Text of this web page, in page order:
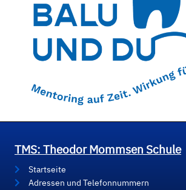
TMS: Theodor Mommsen Schule
Startseite
Adressen und Telefonnummern